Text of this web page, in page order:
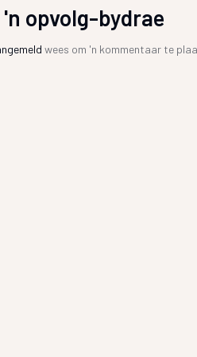
'n opvolg-bydrae
wees om 'n kommentaar te